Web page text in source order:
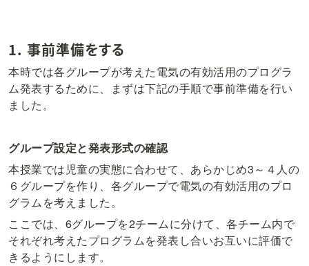
1. 事前準備をする
本時では各グループが考えた電気の有効活用のプログラ
ム発表するために、まずは下記の手順で事前準備を行い
ました。
グループ設定と発表形式の確認
本授業では児童の実態に合わせて、あらかじめ3～４人の
６グループを作り、各グループで電気の有効活用のプロ
グラムを考えました。
ここでは、6グループを2チームに分けて、各チーム内で
それぞれ考えたプログラムを発表し合いお互いに評価で
きるようにします。